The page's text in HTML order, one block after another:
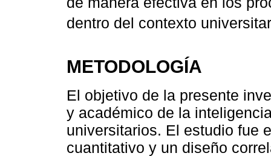
dentro del contexto
METODOLOGÍA
El objetivo de la presente
y académico de la
universitarios. El estudio fue
cuantitativo y un diseño